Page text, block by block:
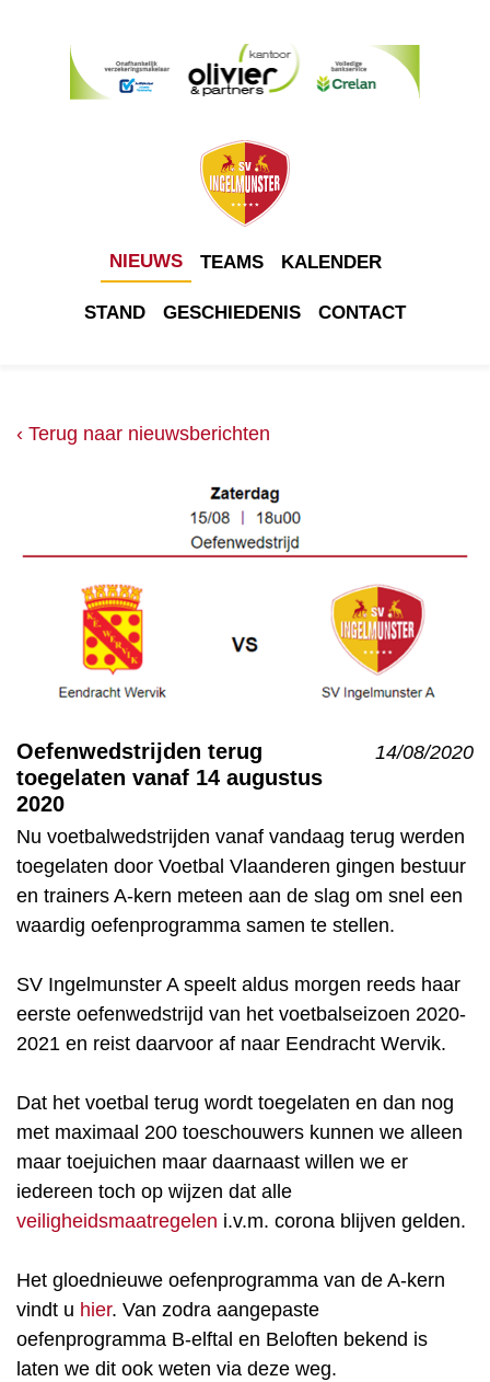
NIEUWS TEAMS KALENDER
STAND GESCHIEDENIS CONTACT
‹ Terug naar nieuwsberichten
Oefenwedstrijden terug
toegelaten vanaf 14 augustus
2020
14/08/2020
Nu voetbalwedstrijden vanaf vandaag terug werden
toegelaten door Voetbal Vlaanderen gingen bestuur
en trainers A-kern meteen aan de slag om snel een
waardig oefenprogramma samen te stellen.
SV Ingelmunster A speelt aldus morgen reeds haar
eerste oefenwedstrijd van het voetbalseizoen 2020-
2021 en reist daarvoor af naar Eendracht Wervik.
Dat het voetbal terug wordt toegelaten en dan nog
met maximaal 200 toeschouwers kunnen we alleen
maar toejuichen maar daarnaast willen we er
iedereen toch op wijzen dat alle
veiligheidsmaatregelen i.v.m. corona blijven gelden.
Het gloednieuwe oefenprogramma van de A-kern
vindt u hier. Van zodra aangepaste
oefenprogramma B-elftal en Beloften bekend is
laten we dit ook weten via deze weg.